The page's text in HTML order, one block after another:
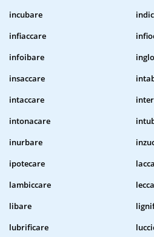
incubare
infiaccare
infoibare
insaccare
intaccare
intonacare
inurbare
ipotecare
lambiccare
libare
lubrificare